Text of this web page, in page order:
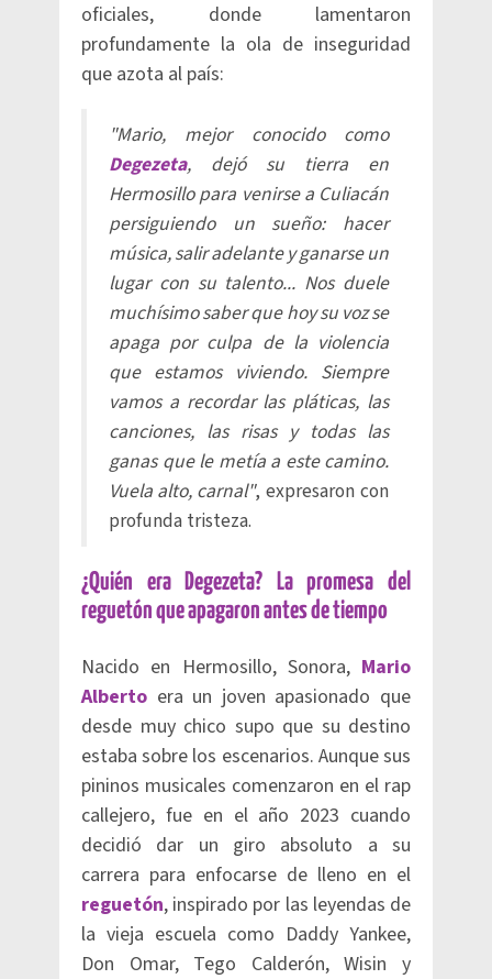
oficiales, donde lamentaron
profundamente la ola de inseguridad
que azota al país:
"Mario, mejor conocido como
Degezeta, dejó su tierra en
Hermosillo para venirse a Culiacán
persiguiendo un sueño: hacer
música, salir adelante y ganarse un
lugar con su talento... Nos duele
muchísimo saber que hoy su voz se
apaga por culpa de la violencia
que estamos viviendo. Siempre
vamos a recordar las pláticas, las
canciones, las risas y todas las
ganas que le metía a este camino.
Vuela alto, carnal", expresaron con
profunda tristeza.
¿Quién era Degezeta? La promesa del
reguetón que apagaron antes de tiempo
Nacido en Hermosillo, Sonora, Mario
Alberto era un joven apasionado que
desde muy chico supo que su destino
estaba sobre los escenarios. Aunque sus
pininos musicales comenzaron en el rap
callejero, fue en el año 2023 cuando
decidió dar un giro absoluto a su
carrera para enfocarse de lleno en el
reguetón, inspirado por las leyendas de
la vieja escuela como Daddy Yankee,
Don Omar, Tego Calderón, Wisin y